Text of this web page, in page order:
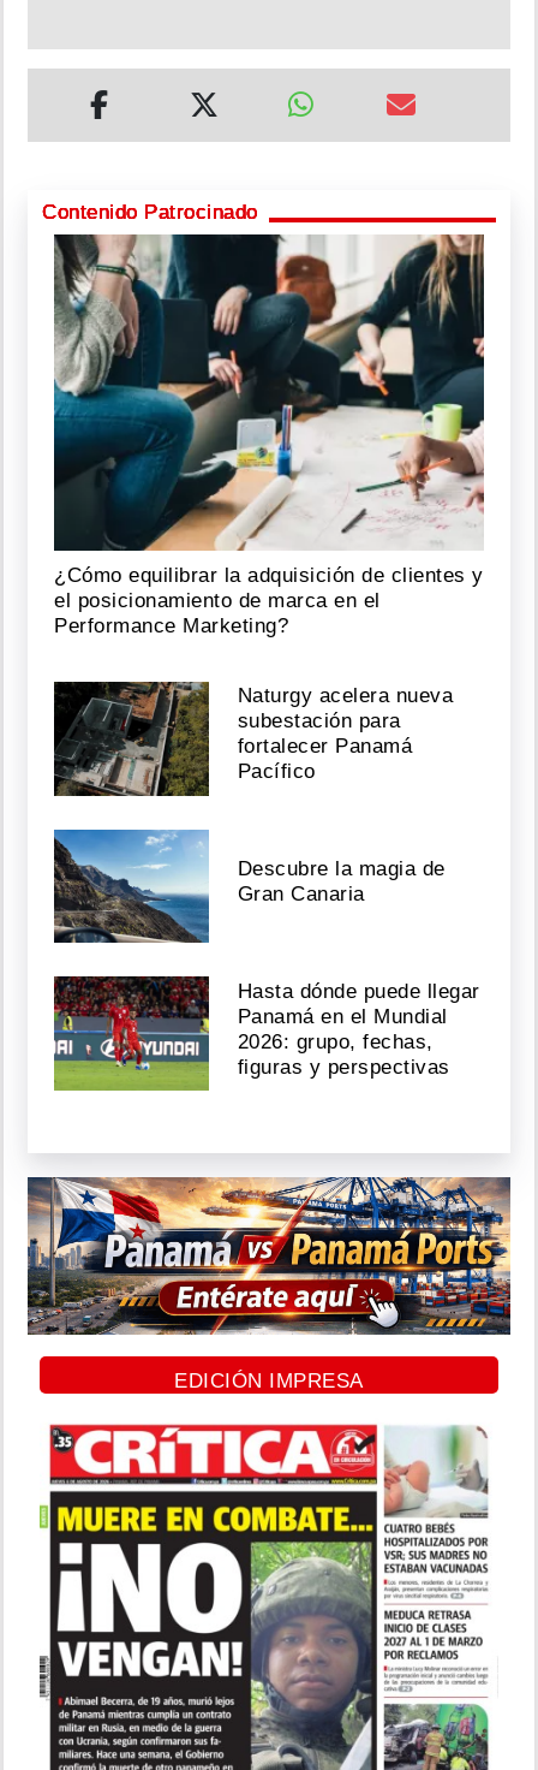
Contenido Patrocinado
¿Cómo equilibrar la adquisición de clientes y
el posicionamiento de marca en el
Performance Marketing?
Naturgy acelera nueva
subestación para
fortalecer Panamá
Pacífico
Descubre la magia de
Gran Canaria
Hasta dónde puede llegar
Panamá en el Mundial
2026: grupo, fechas,
figuras y perspectivas
EDICIÓN IMPRESA